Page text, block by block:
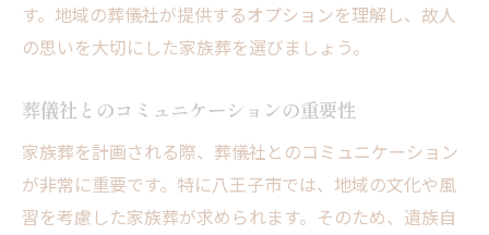
す。地域の葬儀社が提供するオプションを理解し、故人
の思いを大切にした家族葬を選びましょう。
葬儀社とのコミュニケーションの重要性
家族葬を計画される際、葬儀社とのコミュニケーション
が非常に重要です。特に八王子市では、地域の文化や風
習を考慮した家族葬が求められます。そのため、遺族自